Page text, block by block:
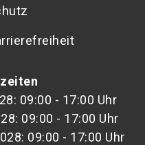
09:00 - 17:00 Uhr
09:00 - 17:00 Uhr
09:00 - 17:00 Uhr